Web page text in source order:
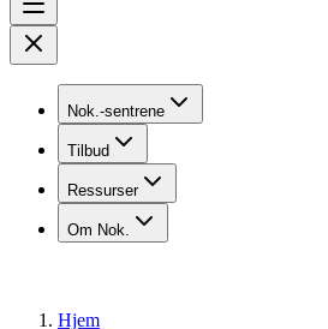
Nok.-sentrene
Tilbud
Ressurser
Om Nok.
Hjem